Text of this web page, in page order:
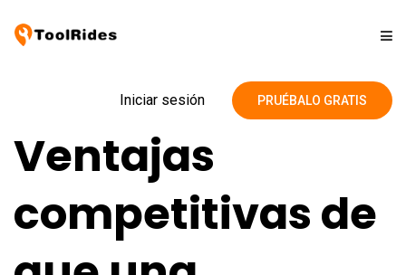
Precios
Contacto
Blog
Iniciar sesión PRUÉBALO GRATIS
Ventajas
competitivas de